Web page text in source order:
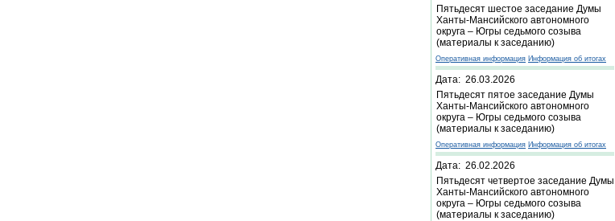
Пятьдесят шестое заседание Думы
Ханты-Мансийского автономного
округа – Югры седьмого созыва
(материалы к заседанию)
Оперативная информация Информация об итогах
Дата: 26.03.2026
Пятьдесят пятое заседание Думы
Ханты-Мансийского автономного
округа – Югры седьмого созыва
(материалы к заседанию)
Оперативная информация Информация об итогах
Дата: 26.02.2026
Пятьдесят четвертое заседание Думы
Ханты-Мансийского автономного
округа – Югры седьмого созыва
(материалы к заседанию)